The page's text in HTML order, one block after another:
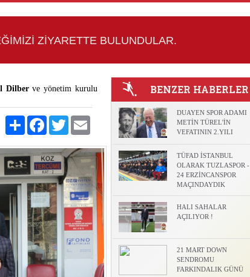
ZİYARETTE BULUNDULAR.
Dilberve yönetim kurulu
Share FacebookTwitter
BENZER HABERLER
DUAYEN SPOR ADAMI
METİN TÜREL'İN
VEFATININ 2.YILI
TÜFAD İSTANBUL
OLARAK TUZLASPOR -
24 ERZİNCANSPOR
MAÇINDAYDIK
HALI SAHALAR
AÇILIYOR !
21 MART DOWN
SENDROMU
FARKINDALIK GÜNÜ